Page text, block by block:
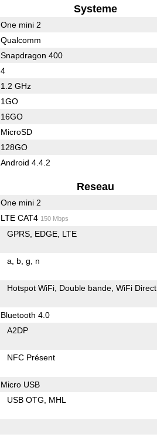
Systeme
One mini 2
Qualcomm
Snapdragon 400
4
1.2 GHz
1GO
16GO
MicroSD
128GO
Android 4.4.2
Reseau
One mini 2
LTE CAT4 150 Mbps
GPRS EDGE LTE
a b g n
Hotspot WiFi Double bande WiFi Direct
Bluetooth 4.0
A2DP
NFC Présent
Micro USB
USB OTG MHL